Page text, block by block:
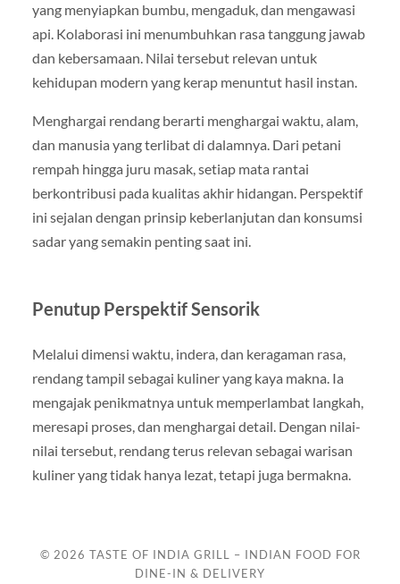
yang menyiapkan bumbu, mengaduk, dan mengawasi
api. Kolaborasi ini menumbuhkan rasa tanggung jawab
dan kebersamaan. Nilai tersebut relevan untuk
kehidupan modern yang kerap menuntut hasil instan.
Menghargai rendang berarti menghargai waktu, alam,
dan manusia yang terlibat di dalamnya. Dari petani
rempah hingga juru masak, setiap mata rantai
berkontribusi pada kualitas akhir hidangan. Perspektif
ini sejalan dengan prinsip keberlanjutan dan konsumsi
sadar yang semakin penting saat ini.
Penutup Perspektif Sensorik
Melalui dimensi waktu, indera, dan keragaman rasa,
rendang tampil sebagai kuliner yang kaya makna. Ia
mengajak penikmatnya untuk memperlambat langkah,
meresapi proses, dan menghargai detail. Dengan nilai-
nilai tersebut, rendang terus relevan sebagai warisan
kuliner yang tidak hanya lezat, tetapi juga bermakna.
© 2026 TASTE OF INDIA GRILL – INDIAN FOOD FOR
DINE-IN & DELIVERY